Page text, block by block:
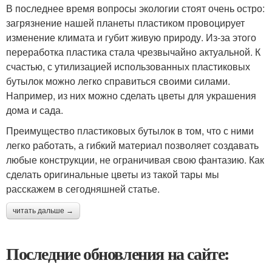
В последнее время вопросы экологии стоят очень остро:
загрязнение нашей планеты пластиком провоцирует
изменение климата и губит живую природу. Из-за этого
переработка пластика стала чрезвычайно актуальной. К
счастью, с утилизацией использованных пластиковых
бутылок можно легко справиться своими силами.
Например, из них можно сделать цветы для украшения
дома и сада.
Преимущество пластиковых бутылок в том, что с ними
легко работать, а гибкий материал позволяет создавать
любые конструкции, не ограничивая свою фантазию. Как
сделать оригинальные цветы из такой тары мы
расскажем в сегодняшней статье.
читать дальше →
Последние обновления на сайте: